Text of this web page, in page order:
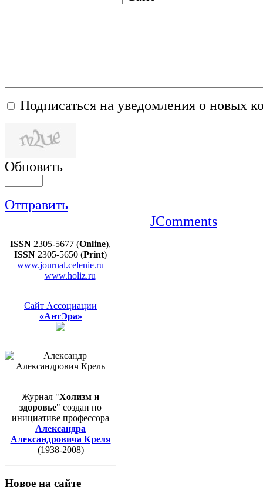
Подписаться на уведомления о новых
Обновить
Отправить
JComments
ISSN 2305-5677 (Online),
ISSN 2305-5650 (Print)
www.journal.celenie.ru
www.holiz.ru
Сайт Ассоциации
«АнтЭра»
Журнал "Холизм и
здоровье" создан по
инициативе профессора
Александра
Александровича Креля
(1938-2008)
Новое на сайте